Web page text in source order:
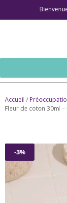
Accueil /
Fleur de coton 30ml
-3%